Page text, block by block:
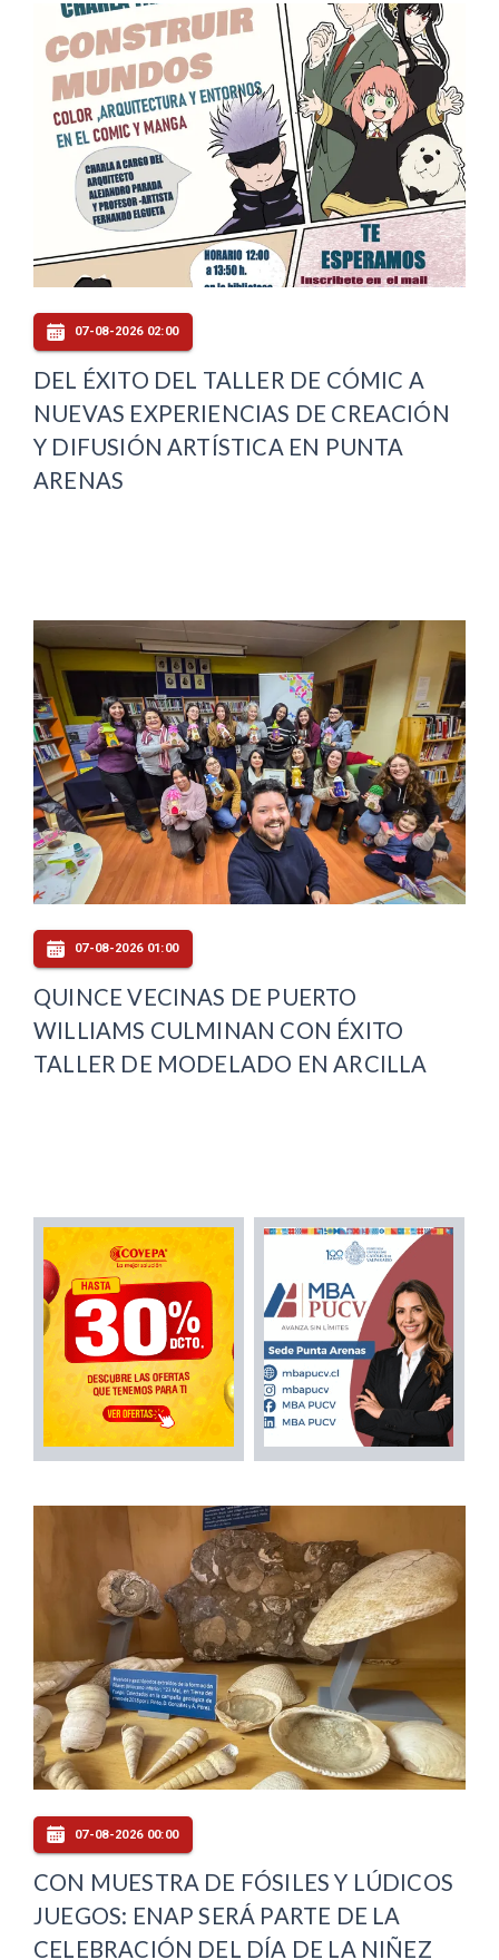
07-08-2026 02:00
DEL ÉXITO DEL TALLER DE CÓMIC A
NUEVAS EXPERIENCIAS DE CREACIÓN
Y DIFUSIÓN ARTÍSTICA EN PUNTA
ARENAS
07-08-2026 01:00
QUINCE VECINAS DE PUERTO
WILLIAMS CULMINAN CON ÉXITO
TALLER DE MODELADO EN ARCILLA
07-08-2026 00:00
CON MUESTRA DE FÓSILES Y LÚDICOS
JUEGOS: ENAP SERÁ PARTE DE LA
CELEBRACIÓN DEL DÍA DE LA NIÑEZ